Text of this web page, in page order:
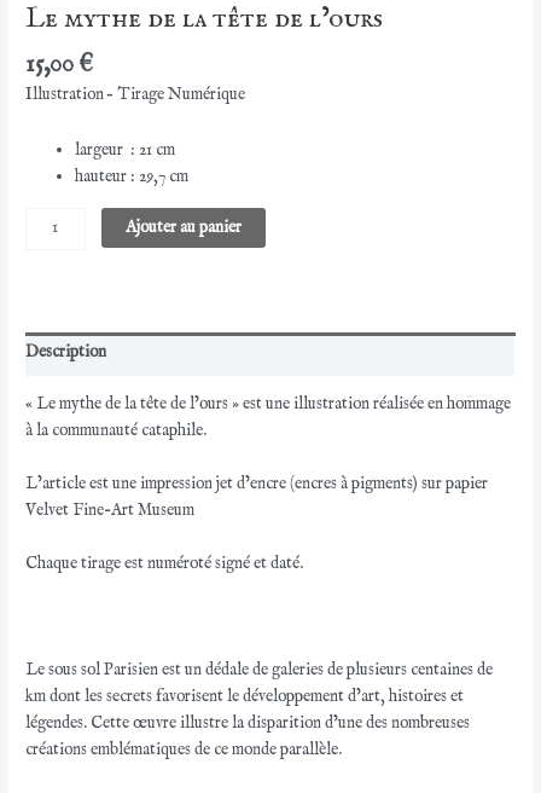
Le mythe de la tête de l’ours
15,00€
Illustration – Tirage Numérique
largeur : 21 cm
hauteur : 29,7 cm
quantité
la
de
l'ours
Ajouter au panier
Description
« Le mythe de la tête de l’ours » est une illustration réalisée en hommage
à la communauté cataphile.
L’article est une impression jet d’encre (encres à pigments) sur papier
Velvet Fine-Art Museum
Chaque tirage est numéroté signé et daté.
Le sous sol Parisien est un dédale de galeries de plusieurs centaines de
km dont les secrets favorisent le développement d’art, histoires et
légendes. Cette œuvre illustre la disparition d’une des nombreuses
créations emblématiques de ce monde parallèle.